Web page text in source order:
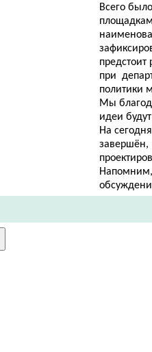
Всего
предстоит
при
политики
Мы
идеи
На
завершён,
Напомним,